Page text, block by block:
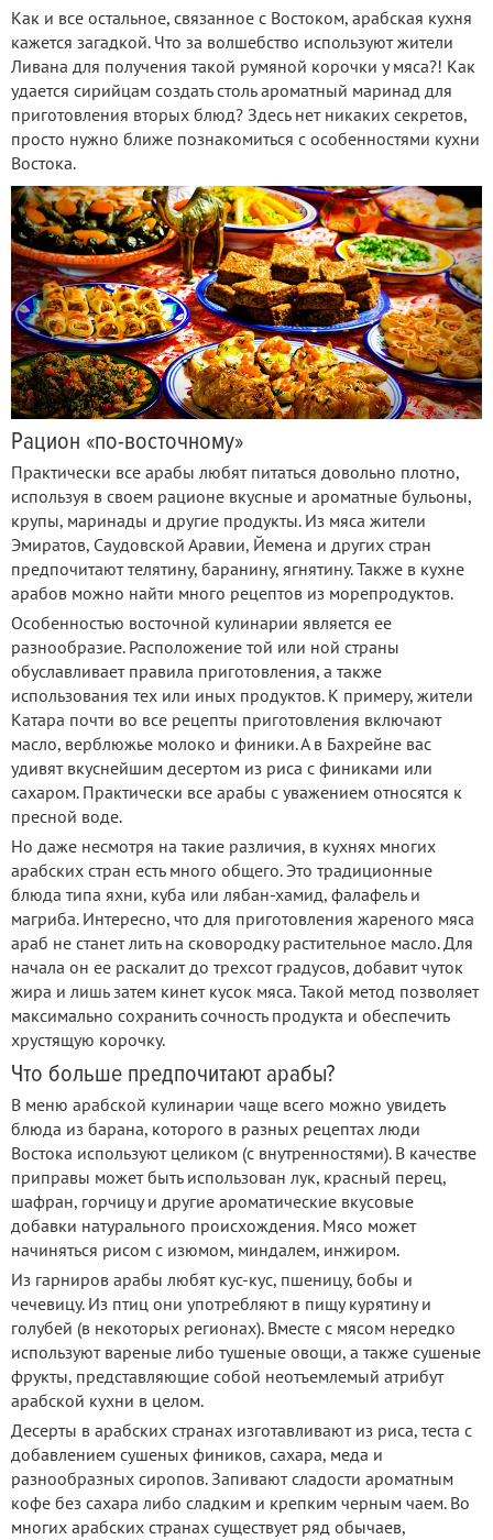
Как и все остальное, связанное с Востоком, арабская кухня
кажется загадкой. Что за волшебство используют жители
Ливана для получения такой румяной корочки у мяса?! Как
удается сирийцам создать столь ароматный маринад для
приготовления вторых блюд? Здесь нет никаких секретов,
просто нужно ближе познакомиться с особенностями кухни
Востока.
Рацион «по-восточному»
Практически все арабы любят питаться довольно плотно,
используя в своем рационе вкусные и ароматные бульоны,
крупы, маринады и другие продукты. Из мяса жители
Эмиратов, Саудовской Аравии, Йемена и других стран
предпочитают телятину, баранину, ягнятину. Также в кухне
арабов можно найти много рецептов из морепродуктов.
Особенностью восточной кулинарии является ее
разнообразие. Расположение той или ной страны
обуславливает правила приготовления, а также
использования тех или иных продуктов. К примеру, жители
Катара почти во все рецепты приготовления включают
масло, верблюжье молоко и финики. А в Бахрейне вас
удивят вкуснейшим десертом из риса с финиками или
сахаром. Практически все арабы с уважением относятся к
пресной воде.
Но даже несмотря на такие различия, в кухнях многих
арабских стран есть много общего. Это традиционные
блюда типа яхни, куба или лябан-хамид, фалафель и
магриба. Интересно, что для приготовления жареного мяса
араб не станет лить на сковородку растительное масло. Для
начала он ее раскалит до трехсот градусов, добавит чуток
жира и лишь затем кинет кусок мяса. Такой метод позволяет
максимально сохранить сочность продукта и обеспечить
хрустящую корочку.
Что больше предпочитают арабы?
В меню арабской кулинарии чаще всего можно увидеть
блюда из барана, которого в разных рецептах люди
Востока используют целиком (с внутренностями). В качестве
приправы может быть использован лук, красный перец,
шафран, горчицу и другие ароматические вкусовые
добавки натурального происхождения. Мясо может
начиняться рисом с изюмом, миндалем, инжиром.
Из гарниров арабы любят кус-кус, пшеницу, бобы и
чечевицу. Из птиц они употребляют в пищу курятину и
голубей (в некоторых регионах). Вместе с мясом нередко
используют вареные либо тушеные овощи, а также сушеные
фрукты, представляющие собой неотъемлемый атрибут
арабской кухни в целом.
Десерты в арабских странах изготавливают из риса, теста с
добавлением сушеных фиников, сахара, меда и
разнообразных сиропов. Запивают сладости ароматным
кофе без сахара либо сладким и крепким черным чаем. Во
многих арабских странах существует ряд обычаев,